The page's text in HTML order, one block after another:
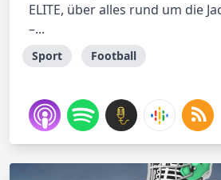
ELITE, über alles rund um die
–...
Sport Football